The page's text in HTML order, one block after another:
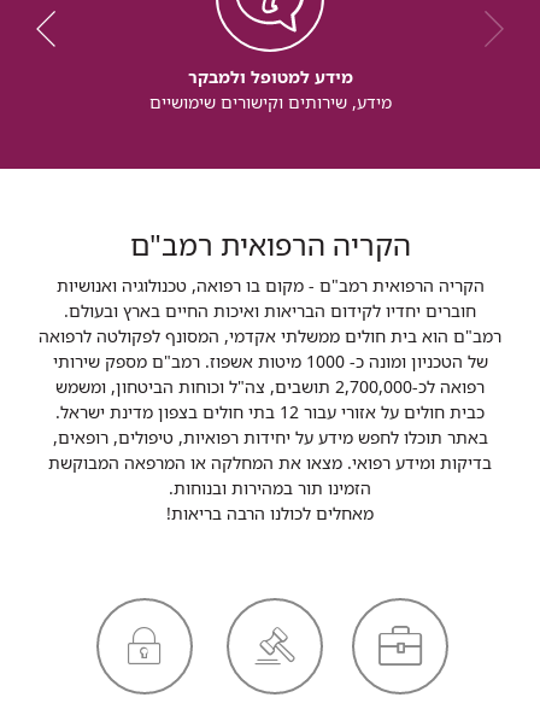
מידע למטופל ולמבקר
מידע, שירותים וקישורים שימושיים
הקריה הרפואית רמב"ם
הקריה הרפואית רמב"ם - מקום בו רפואה, טכנולוגיה ואנושיות
חוברים יחדיו לקידום הבריאות ואיכות החיים בארץ ובעולם.
רמב"ם הוא בית חולים ממשלתי אקדמי, המסונף לפקולטה לרפואה
של הטכניון ומונה כ- 1000 מיטות אשפוז. רמב"ם מספק שירותי
רפואה לכ-2,700,000 תושבים, צה"ל וכוחות הביטחון, ומשמש
כבית חולים על אזורי עבור 12 בתי חולים בצפון מדינת ישראל.
באתר תוכלו לחפש מידע על יחידות רפואיות, טיפולים, רופאים,
בדיקות ומידע רפואי. מצאו את המחלקה או המרפאה המבוקשת
הזמינו תור במהירות ובנוחות.
מאחלים לכולנו הרבה בריאות!